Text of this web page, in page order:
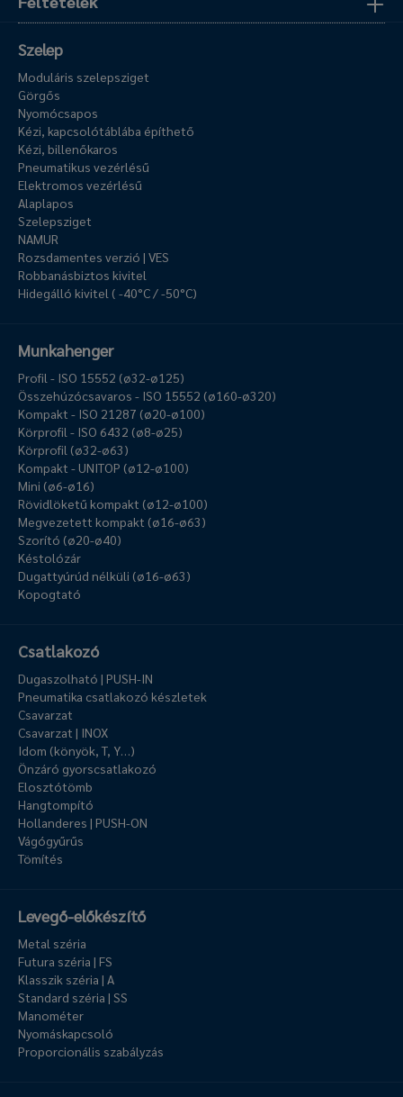
Szelep
Moduláris szelepsziget
Görgős
Nyomócsapos
Kézi, kapcsolótáblába építhető
Kézi, billenőkaros
Pneumatikus vezérlésű
Elektromos vezérlésű
Alaplapos
Szelepsziget
NAMUR
Rozsdamentes verzió | VES
Robbanásbiztos kivitel
Hidegálló kivitel ( -40°C / -50°C)
Munkahenger
Profil - ISO 15552 (ø32-ø125)
Összehúzócsavaros - ISO 15552 (ø160-ø320)
Kompakt - ISO 21287 (ø20-ø100)
Körprofil - ISO 6432 (ø8-ø25)
Körprofil (ø32-ø63)
Kompakt - UNITOP (ø12-ø100)
Mini (ø6-ø16)
Rövidlöketű kompakt (ø12-ø100)
Megvezetett kompakt (ø16-ø63)
Szorító (ø20-ø40)
Késtolózár
Dugattyúrúd nélküli (ø16-ø63)
Kopogtató
Csatlakozó
Dugaszolható | PUSH-IN
Pneumatika csatlakozó készletek
Csavarzat
Csavarzat | INOX
Idom (könyök, T, Y…)
Önzáró gyorscsatlakozó
Elosztótömb
Hangtompító
Hollanderes | PUSH-ON
Vágógyűrűs
Tömítés
Levegő-előkészítő
Metal széria
Futura széria | FS
Klasszik széria | A
Standard széria | SS
Manométer
Nyomáskapcsoló
Proporcionális szabályzás